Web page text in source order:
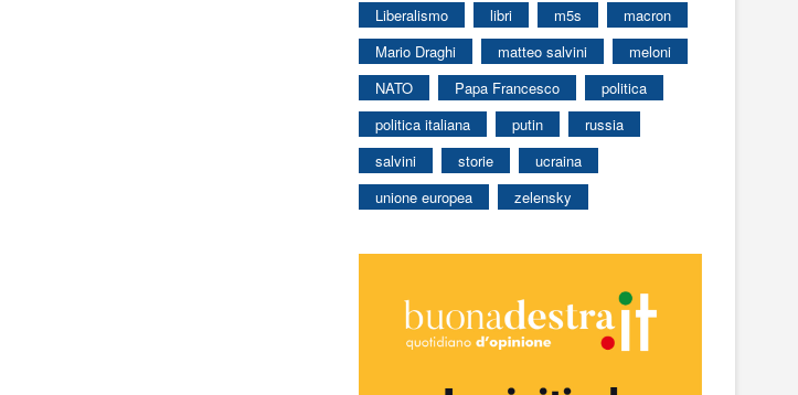
Liberalismo
libri m5s
macron
Mario Draghi
matteo salvini
meloni
NATO
Papa Francesco
politica
politica italiana
putin
russia
salvini
storie
ucraina
unione europea
zelensky